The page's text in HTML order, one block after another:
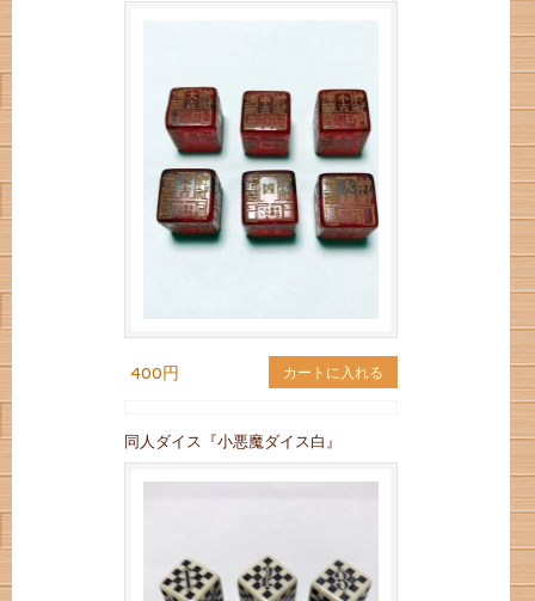
400円 カートに入れる
同人ダイス『小悪魔ダイス白』